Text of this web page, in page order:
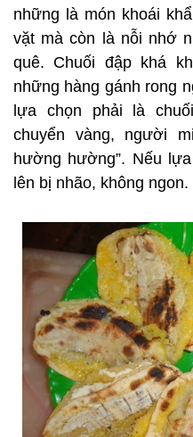
những là món khoái
vặt mà còn là nỗi nhớ
quê. Chuối đập khá
những hàng gánh rong
lựa chọn phải là
chuyển vàng, người
hường hường”. Nếu
lên bị nhão, không ngon.